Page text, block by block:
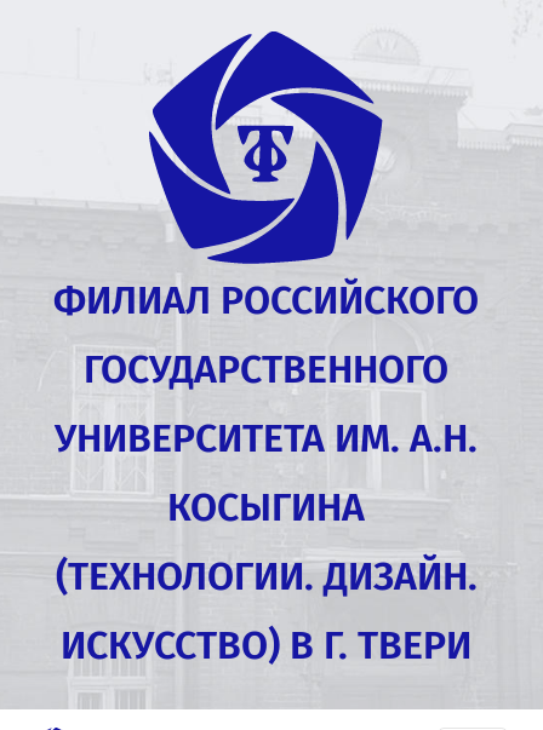
ФИЛИАЛ РОССИЙСКОГО
ГОСУДАРСТВЕННОГО
УНИВЕРСИТЕТА ИМ. А.Н.
КОСЫГИНА
(ТЕХНОЛОГИИ. ДИЗАЙН.
ИСКУССТВО) В Г. ТВЕРИ